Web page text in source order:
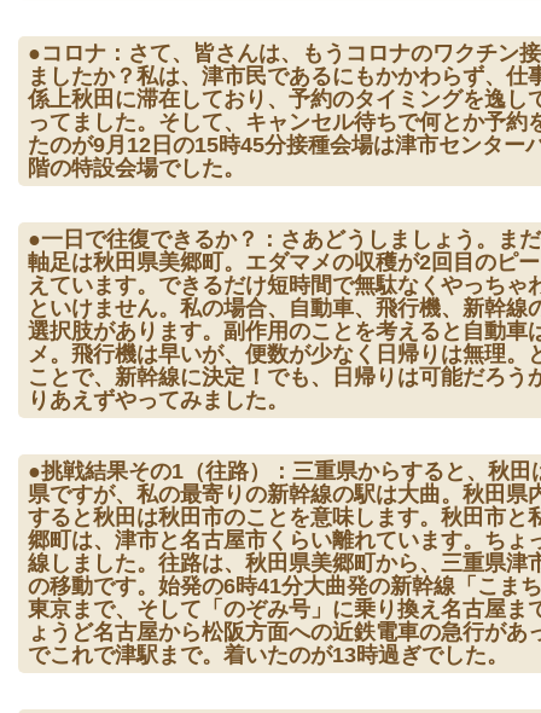
●コロナ：さて、皆さんは、もうコロナのワクチン
ましたか？私は、津市民であるにもかかわらず、仕
係上秋田に滞在しており、予約のタイミングを逸し
ってました。そして、キャンセル待ちで何とか予約
たのが9月12日の15時45分接種会場は津市センター
階の特設会場でした。
●一日で往復できるか？：さあどうしましょう。ま
軸足は秋田県美郷町。エダマメの収穫が2回目のピ
えています。できるだけ短時間で無駄なくやっちゃ
といけません。私の場合、自動車、飛行機、新幹線
選択肢があります。副作用のことを考えると自動車
メ。飛行機は早いが、便数が少なく日帰りは無理。
ことで、新幹線に決定！でも、日帰りは可能だろう
りあえずやってみました。
●挑戦結果その1（往路）：三重県からすると、秋田
県ですが、私の最寄りの新幹線の駅は大曲。秋田県
すると秋田は秋田市のことを意味します。秋田市と
郷町は、津市と名古屋市くらい離れています。ちょ
線しました。往路は、秋田県美郷町から、三重県津
の移動です。始発の6時41分大曲発の新幹線「こま
東京まで、そして「のぞみ号」に乗り換え名古屋ま
ょうど名古屋から松阪方面への近鉄電車の急行があ
でこれで津駅まで。着いたのが13時過ぎでした。